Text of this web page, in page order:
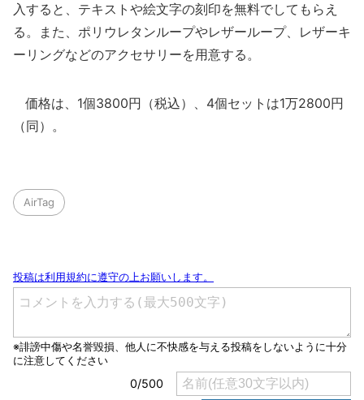
入すると、テキストや絵文字の刻印を無料でしてもらえ
る。また、ポリウレタンループやレザーループ、レザーキ
ーリングなどのアクセサリーを用意する。
価格は、1個3800円（税込）、4個セットは1万2800円
（同）。
AirTag